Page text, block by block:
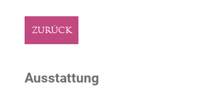
ZURÜCK
Ausstattung